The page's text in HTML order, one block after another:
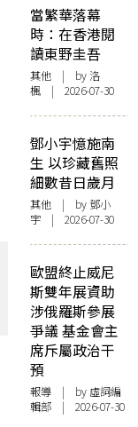
當繁華落幕
時：在香港閱
讀東野圭吾
其他 | by洛
楓 | 2026-07-30
鄧小宇憶施南
生 以珍藏舊照
細數昔日歲月
其他 | by 鄧小
宇 | 2026-07-30
歐盟終止威尼
斯雙年展資助
涉俄羅斯參展
爭議 基金會主
席斥屬政治干
預
報導 | by 虛詞編
輯部 | 2026-07-30